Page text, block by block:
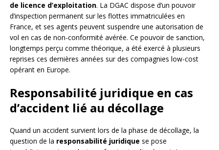
de licence d’exploitation. La DGAC dispose d’un pouvoir
d’inspection permanent sur les flottes immatriculées en
France, et ses agents peuvent suspendre une autorisation de
vol en cas de non-conformité avérée. Ce pouvoir de sanction,
longtemps perçu comme théorique, a été exercé à plusieurs
reprises ces dernières années sur des compagnies low-cost
opérant en Europe.
Responsabilité juridique en cas
d’accident lié au décollage
Quand un accident survient lors de la phase de décollage, la
question de la responsabilité juridique se pose